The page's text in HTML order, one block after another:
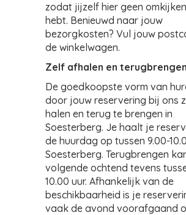
zodat jijzelf hier geen
hebt. Benieuwd naar jouw
bezorgkosten? Vul jouw
de winkelwagen.
Zelf afhalen en terugbrengen
De goedkoopste vorm van
door jouw reservering bij ons
halen en terug te brengen in
Soesterberg. Je haalt je
de huurdag op tussen 9.00-
Soesterberg. Terugbrengen
volgende ochtend tevens
10.00 uur. Afhankelijk van de
beschikbaarheid is je
vaak de avond voorafgaand